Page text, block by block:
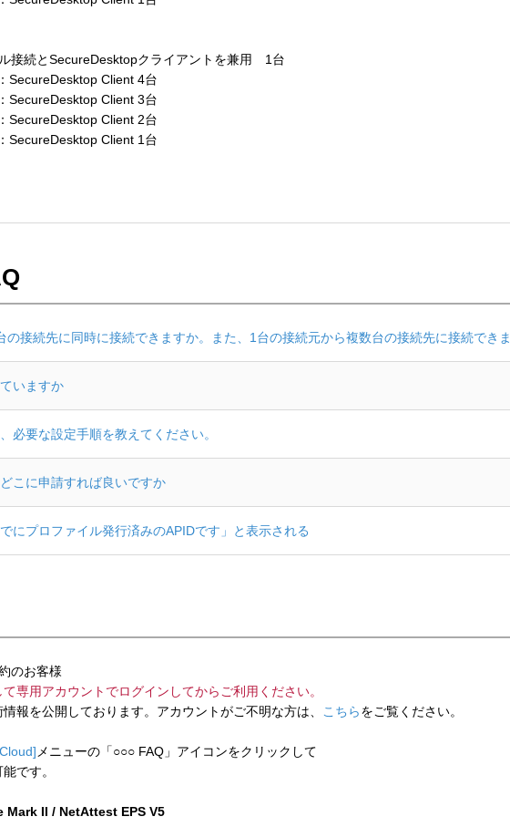
接続とSecureDesktopクライアントを兼用 1台
SecureDesktop Client 4台
SecureDesktop Client 3台
SecureDesktop Client 2台
SecureDesktop Client 1台
の接続先に同時に接続できますか。また、1台の接続元から複数台の接続先に接続でき
いますか
必要な設定手順を教えてください。
こに申請すれば良いですか
にプロファイル発行済みのAPIDです」と表示される
のお客様
て専用アカウントでログインしてからご利用ください。
報を公開しております。アカウントがご不明な方は、
こちらをご覧ください。
メニューの「○○○ FAQ」アイコンをクリックして
です。
Mark II / NetAttest EPS V5